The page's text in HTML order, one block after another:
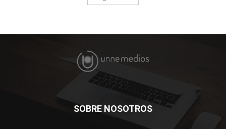
SOBRE NOSOTROS